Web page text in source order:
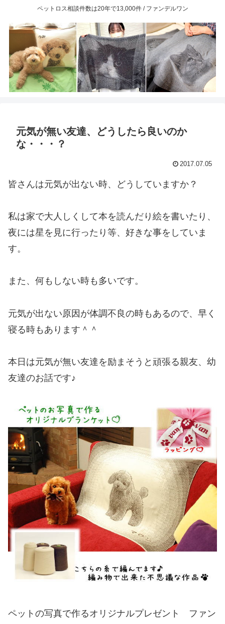
ペットロス相談件数は20年で13,000件 / ファンデルワン
元気が無い友達、どうしたら良いのか
な・・・？
2017.07.05
皆さんは元気が出ない時、どうしていますか？
私は家で大人しくして本を読んだり絵を書いたり、
夜には星を見に行ったり等、好きな事をしていま
す。
また、何もしない時も多いです。
元気が出ない原因が体調不良の時もあるので、早く
寝る時もあります＾＾
本日は元気が無い友達を励まそうと頑張る親友、幼
友達のお話です♪
ペットの写真で作るオリジナルプレゼント ファン